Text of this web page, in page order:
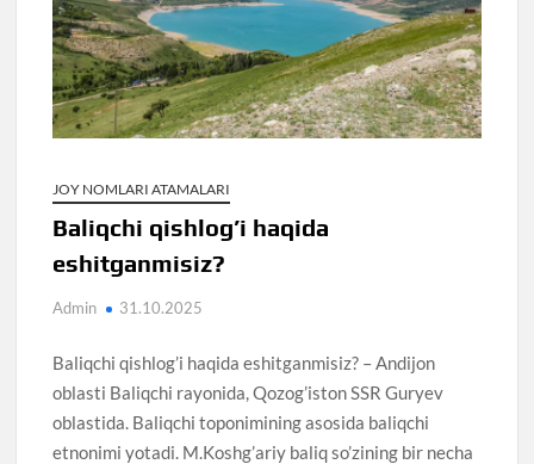
JOY NOMLARI ATAMALARI
Baliqchi qishlog’i haqida
eshitganmisiz?
Admin 31.10.2025
Baliqchi qishlog’i haqida eshitganmisiz? – Andijon
oblasti Baliqchi rayonida, Qozog’iston SSR Guryev
oblastida. Baliqchi toponimining asosida baliqchi
etnonimi yotadi. M.Koshg’ariy baliq so’zining bir necha